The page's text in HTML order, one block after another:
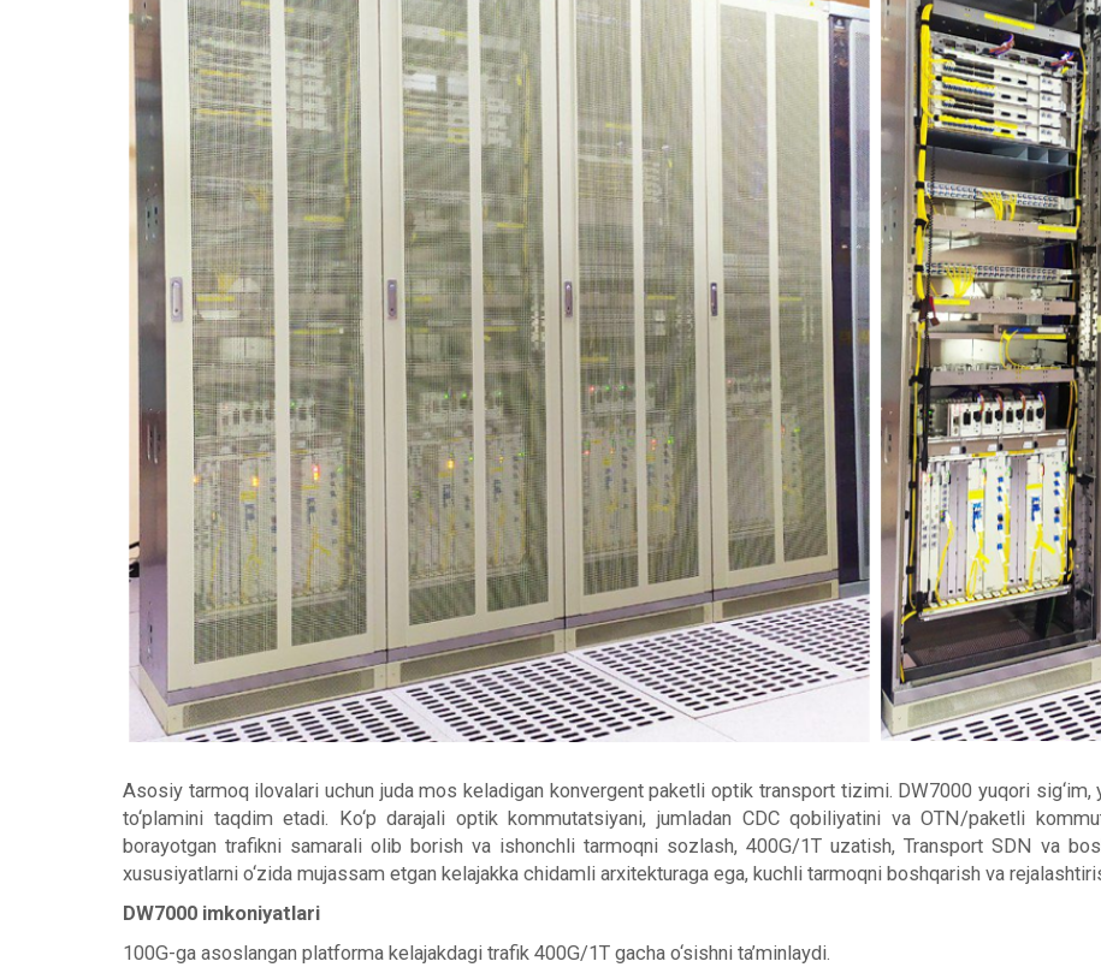
Asosiy tarmoq ilovalari uchun juda mos keladigan konvergent paketli optik transport tizimi. DW7000 yuqori
to‘plamini taqdim etadi. Ko‘p darajali optik kommutatsiyani, jumladan CDC qobiliyatini va OTN/paketli
borayotgan trafikni samarali olib borish va ishonchli tarmoqni sozlash, 400G/1T uzatish, Transport SDN va
xususiyatlarni o‘zida mujassam etgan kelajakka chidamli arxitekturaga ega, kuchli tarmoqni boshqarish va
DW7000 imkoniyatlari
100G-ga asoslangan platforma kelajakdagi trafik 400G/1T gacha o‘sishni ta’minlaydi.